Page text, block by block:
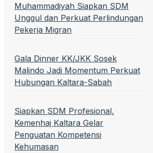
Muhammadiyah Siapkan SDM
Unggul dan Perkuat Perlindungan
Pekerja Migran
Gala Dinner KK/JKK Sosek
Malindo Jadi Momentum Perkuat
Hubungan Kaltara-Sabah
Siapkan SDM Profesional,
Kemenhaj Kaltara Gelar
Penguatan Kompetensi
Kehumasan